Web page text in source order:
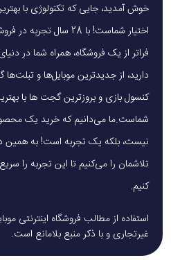
خوش آمدید، جایی که تکنولوژی با
اختیار شماست! با 28 سال
فراتر از یک فروشگاه، همراه شما در
دارید، از جدیدترین موبایل‌ها و تبلت‌ها
کنسول بازی و بروزترین گجت ها با
شماست.ما می‌دانیم که خرید یک
تلاشمان را می‌کنیم تا این تجربه را
کنیم.
غیرتجاری و با ذکر منبع بلامانع است.